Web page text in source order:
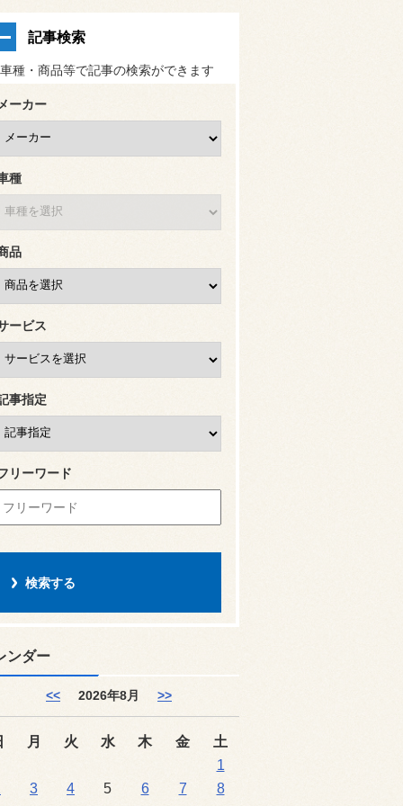
記事検索
種・商品等で記事の検索ができます
ーカー
種
品
ービス
事指定
リーワード
ンダー
<< 2026年8月 >>
月 火 水 木 金
土
1
3 4 5 6 7
8